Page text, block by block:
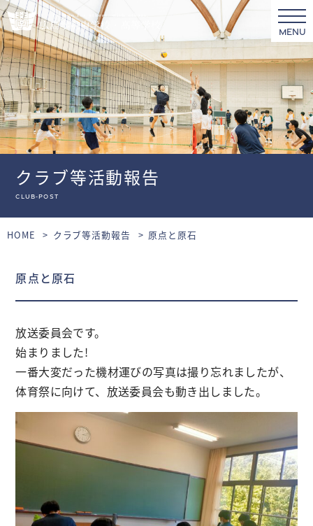
MENU
クラブ等活動報告
club-post
HOME クラブ等活動報告 原点と原石
原点と原石
放送委員会です。
始まりました!
一番大変だった機材運びの写真は撮り忘れましたが、
体育祭に向けて、放送委員会も動き出しました。